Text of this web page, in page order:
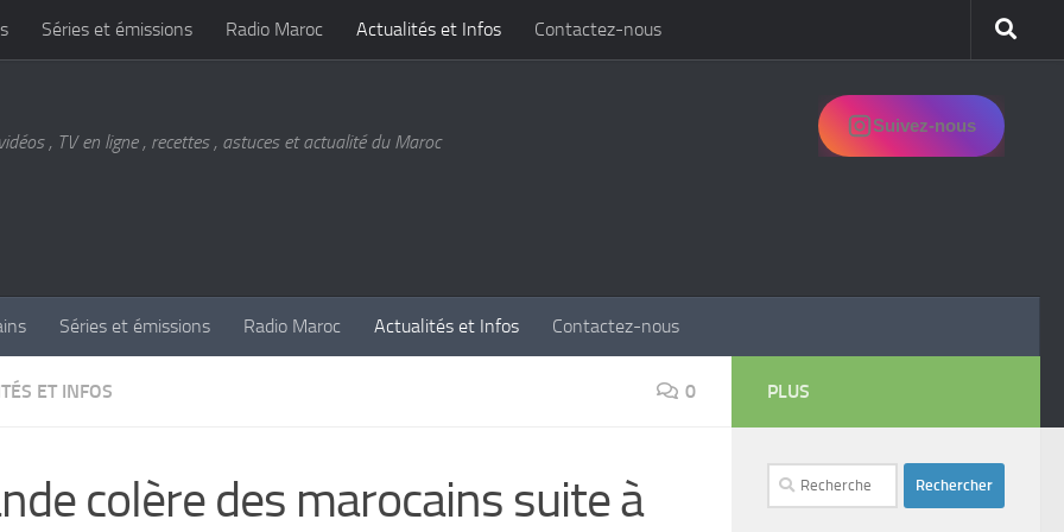
Séries et émissions Radio Maroc Actualités et Infos Contactez-nous
, TV en ligne , recettes , astuces et actualité du Maroc
Suivez-nous
Séries et émissions Radio Maroc Actualités et Infos Contactez-nous
ET INFOS 0
colère des marocains suite à
PLUS
Rechercher :